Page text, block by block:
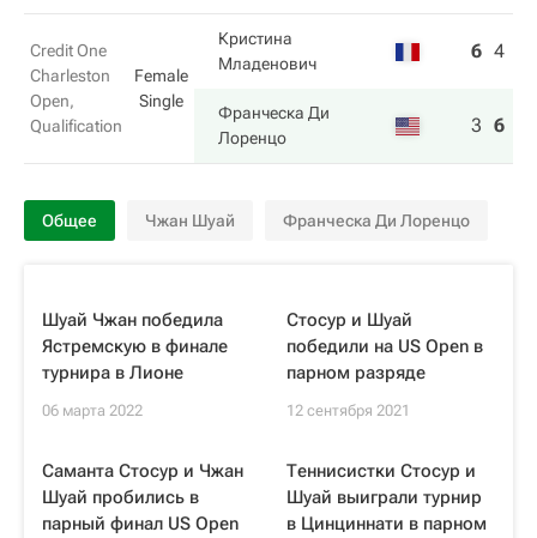
Credit One
Charleston
Open,
Qualification
Female
Single
Кристина
Младенович
6 4
Франческа Ди
Лоренцо
3 6
Общее Чжан Шуай Франческа Ди Лоренцо
Шуай Чжан победила
Ястремскую в финале
турнира в Лионе
06 марта 2022
Стосур и Шуай
победили на US Open в
парном разряде
12 сентября 2021
Саманта Стосур и Чжан
Шуай пробились в
парный финал US Open
Теннисистки Стосур и
Шуай выиграли турнир
в Цинциннати в парном